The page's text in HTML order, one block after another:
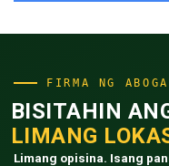
FIRMA NG
BISITAHIN
LIMANG
Limang opisina. Isang